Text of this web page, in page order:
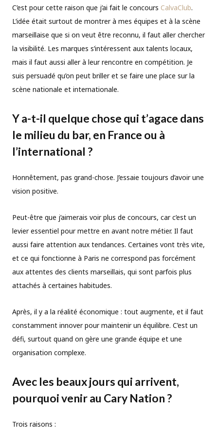
C’est pour cette raison que j’ai fait le concours CalvaClub.
L’idée était surtout de montrer à mes équipes et à la scène
marseillaise que si on veut être reconnu, il faut aller chercher
la visibilité. Les marques s’intéressent aux talents locaux,
mais il faut aussi aller à leur rencontre en compétition. Je
suis persuadé qu’on peut briller et se faire une place sur la
scène nationale et internationale.
Y a-t-il quelque chose qui t’agace dans
le milieu du bar, en France ou à
l’international ?
Honnêtement, pas grand-chose. J’essaie toujours d’avoir une
vision positive.
Peut-être que j’aimerais voir plus de concours, car c’est un
levier essentiel pour mettre en avant notre métier. Il faut
aussi faire attention aux tendances. Certaines vont très vite,
et ce qui fonctionne à Paris ne correspond pas forcément
aux attentes des clients marseillais, qui sont parfois plus
attachés à certaines habitudes.
Après, il y a la réalité économique : tout augmente, et il faut
constamment innover pour maintenir un équilibre. C’est un
défi, surtout quand on gère une grande équipe et une
organisation complexe.
Avec les beaux jours qui arrivent,
pourquoi venir au Cary Nation ?
Trois raisons :